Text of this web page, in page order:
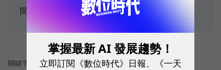
間～瀏覽 系列專題文章，多了解此活動
關鍵字： ＃英特爾 ＃華碩 ＃物聯網 ＃工研院
掌握最新 AI 發展趨勢！
立即訂閱《數位時代》日報、《一天